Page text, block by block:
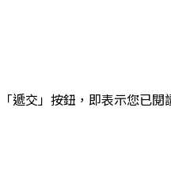
遞交」按鈕，即表示您已閱